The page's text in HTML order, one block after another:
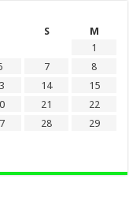
S
M
1
7
8
14
15
21
22
28
29